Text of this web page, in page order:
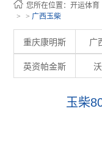
您所在位置：开运体育
>广西玉柴
重庆康明斯 广
英资帕金斯
玉柴